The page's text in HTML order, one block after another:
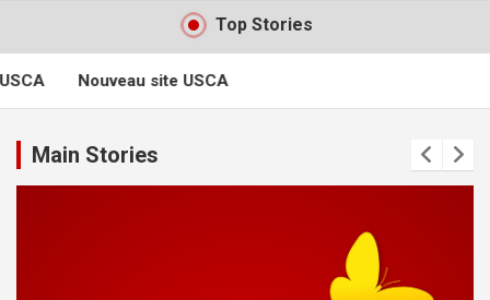
Top Stories
Nouveau site USCA
Main Stories